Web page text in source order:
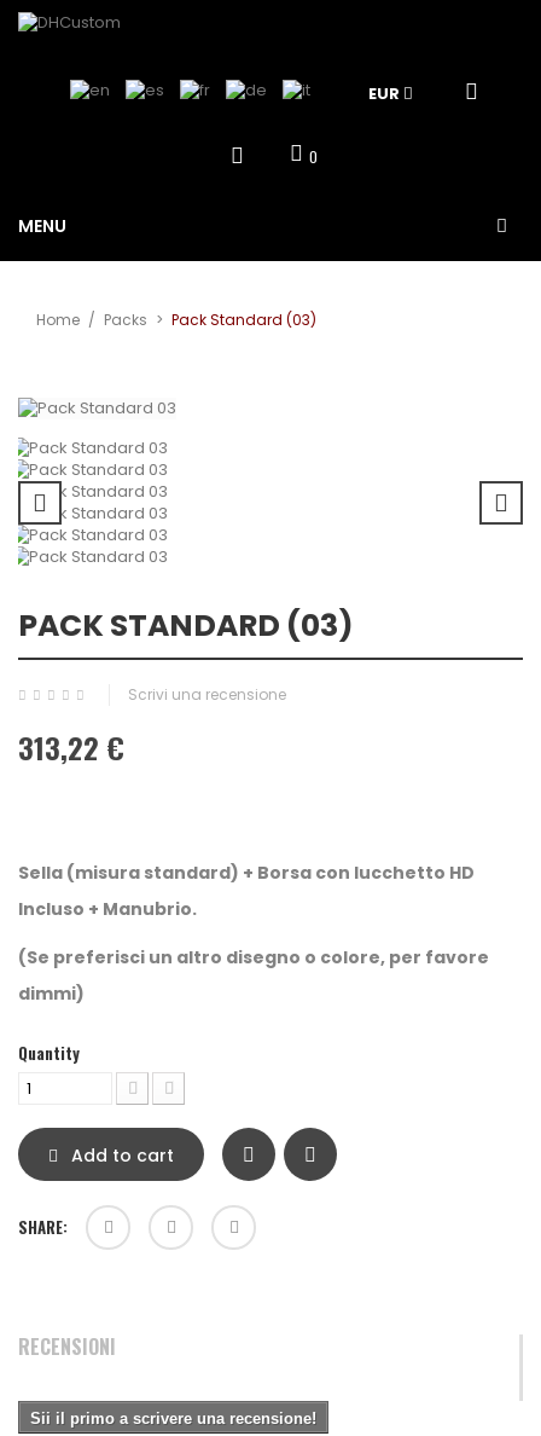
EUR
0
MENU
Home / Packs > Pack Standard (03)
PACK STANDARD (03)
Scrivi una recensione
313,22 €
Sella (misura standard) + Borsa con lucchetto HD
Incluso + Manubrio.
(Se preferisci un altro disegno o colore, per favore
dimmi)
Quantity
Add to cart
SHARE:
RECENSIONI
Sii il primo a scrivere una recensione!